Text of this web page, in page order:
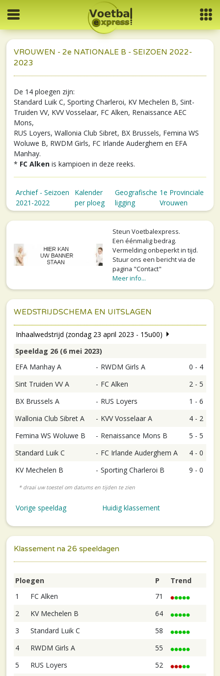
VROUWEN - 2e NATIONALE B - SEIZOEN 2022-
2023
De 14 ploegen zijn:
Standard Luik C, Sporting Charleroi, KV Mechelen B, Sint-
Truiden VV, KVV Vosselaar, FC Alken, Renaissance AEC
Mons,
RUS Loyers, Wallonia Club Sibret, BX Brussels, Femina WS
Woluwe B, RWDM Girls, FC Irlande Auderghem en EFA
Manhay.
* FC Alken is kampioen in deze reeks.
Archief - Seizoen
2021-2022
Kalender
per ploeg
Geografische
ligging
1e Provinciale
Vrouwen
Steun Voetbalexpress.
Een éénmalig bedrag.
Vermelding onbeperkt in tijd.
Stuur ons een bericht via de
pagina "Contact"
Meer info...
WEDSTRIJDSCHEMA EN UITSLAGEN
Inhaalwedstrijd (zondag 23 april 2023 - 15u00)
Speeldag 26 (6 mei 2023)
EFA Manhay A
- RWDM Girls A
0 - 4
Sint Truiden VV A
- FC Alken
2 - 5
BX Brussels A
- RUS Loyers
1 - 6
Wallonia Club Sibret A
- KVV Vosselaar A
4 - 2
Femina WS Woluwe B
- Renaissance Mons B
5 - 5
Standard Luik C
- FC Irlande Auderghem A
4 - 0
KV Mechelen B
- Sporting Charleroi B 9 - 0
Vorige speeldag Huidig klassement
Klassement na 26 speeldagen
Ploegen P
Trend
1
FC Alken
71
2
KV Mechelen B
64
3
Standard Luik C
58
4
RWDM Girls A
55
5
RUS Loyers
52